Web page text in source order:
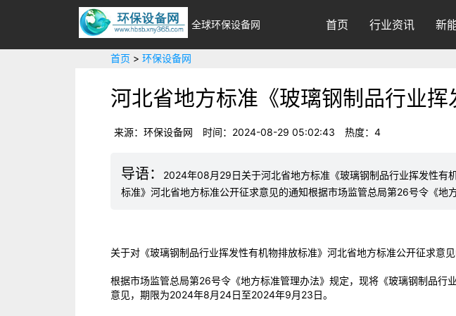
全球环保设备网 首页 行业资讯 新
首页 > 环保设备网
河北省地方标准《玻璃钢制品行业
来源：环保设备网 时间：2024-08-29 05:02:43 热度：4
2024年08月29日关于河北省地方标准《玻璃钢制品行业挥发性有
标准》河北省地方标准公开征求意见的通知根据市场监管总局第26号令《
关于对《玻璃钢制品行业挥发性有机物排放标准》河北省地方标准公开征求意
根据市场监管总局第26号令《地方标准管理办法》规定，现将《玻璃钢制品
意见，期限为2024年8月24日至2024年9月23日。